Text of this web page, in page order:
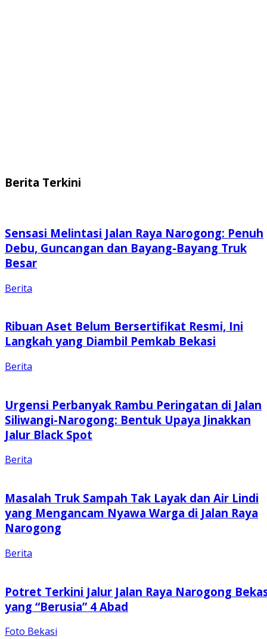
Berita Terkini
Sensasi Melintasi Jalan Raya Narogong: Penuh
Debu, Guncangan dan Bayang-Bayang Truk
Besar
Berita
Ribuan Aset Belum Bersertifikat Resmi, Ini
Langkah yang Diambil Pemkab Bekasi
Berita
Urgensi Perbanyak Rambu Peringatan di Jalan
Siliwangi-Narogong: Bentuk Upaya Jinakkan
Jalur Black Spot
Berita
Masalah Truk Sampah Tak Layak dan Air Lindi
yang Mengancam Nyawa Warga di Jalan Raya
Narogong
Berita
Potret Terkini Jalur Jalan Raya Narogong
yang “Berusia” 4 Abad
Foto Bekasi